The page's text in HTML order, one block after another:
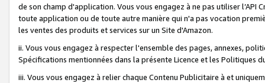
de son champ d'application. Vous vous engagez à ne pas utiliser l’API
toute application ou de toute autre manière qui n'a pas vocation
les ventes des produits et services sur un Site d'Amazon.
ii. Vous vous engagez à respecter l'ensemble des pages, annexes,
Spécifications mentionnées dans la présente Licence et les Politiques
iii. Vous vous engagez à relier chaque Contenu Publicitaire à et